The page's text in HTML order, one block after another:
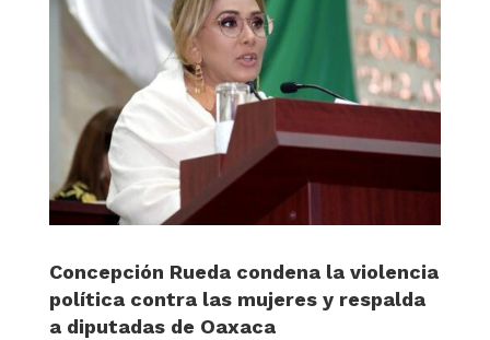
Concepción Rueda condena la violencia
política contra las mujeres y respalda
a diputadas de Oaxaca